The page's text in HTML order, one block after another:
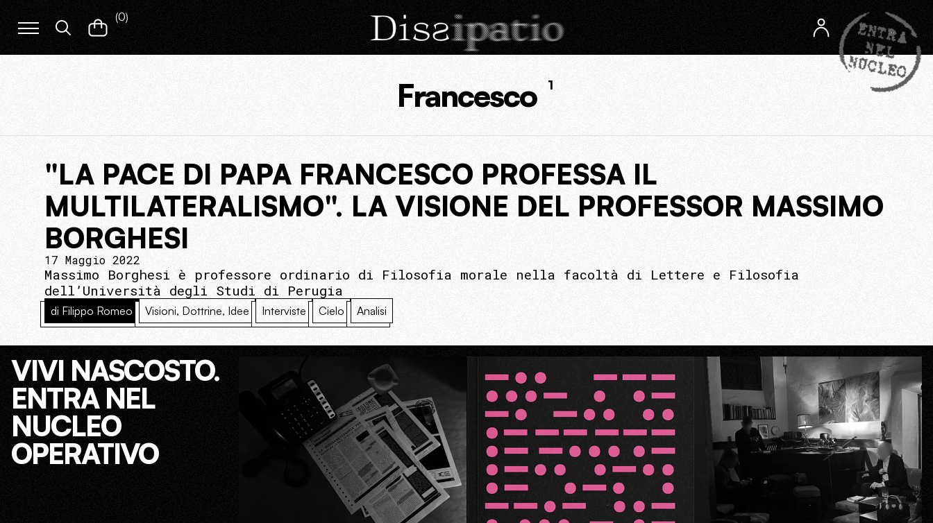
(0)
Francesco 1
"LA PACE DI PAPA FRANCESCO PROFESSA IL
MULTILATERALISMO". LA VISIONE DEL PROFESSOR MASSIMO
BORGHESI
17 Maggio 2022
Massimo Borghesi è professore ordinario di Filosofia morale nella facoltà di Lettere e Filosofia
dell’Università degli Studi di Perugia
di Filippo Romeo Visioni, Dottrine, Idee Interviste Cielo Analisi
VIVI NASCOSTO.
ENTRA NEL
NUCLEO
OPERATIVO